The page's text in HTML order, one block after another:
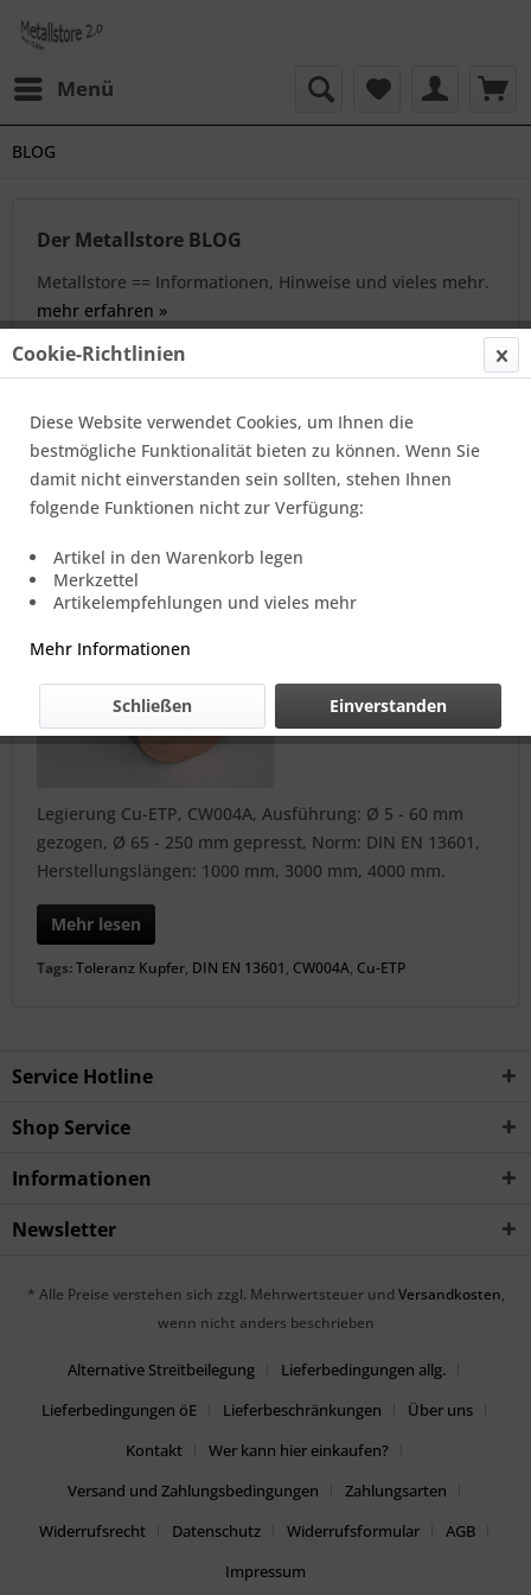
Menü
BLOG
Der Metallstore BLOG
Metallstore == Informationen, Hinweise und vieles mehr.
mehr erfahren »
Filtern
Toleranzen Kupfer Rundstangen
Von: Max Langer 20.11.25 00:15 0 Kommentare
Legierung Cu-ETP, CW004A, Ausführung: Ø 5 - 60 mm
gezogen, Ø 65 - 250 mm gepresst, Norm: DIN EN 13601,
Herstellungslängen: 1000 mm, 3000 mm, 4000 mm.
Mehr lesen
Tags:Toleranz Kupfer, DIN EN 13601, CW004A, Cu-ETP
Service Hotline
Shop Service
Informationen
Newsletter
* Alle Preise verstehen sich zzgl. Mehrwertsteuer und Versandkosten,
wenn nicht anders beschrieben
Alternative Streitbeilegung
Lieferbedingungen allg.
Lieferbedingungen öE
Lieferbeschränkungen
Über uns
Kontakt
Wer kann hier einkaufen?
Versand und Zahlungsbedingungen
Zahlungsarten
Widerrufsrecht
Datenschutz Widerrufsformular
AGB
Impressum
Cookie-Richtlinien
Diese Website verwendet Cookies, um Ihnen die
bestmögliche Funktionalität bieten zu können. Wenn Sie
damit nicht einverstanden sein sollten, stehen Ihnen
folgende Funktionen nicht zur Verfügung:
Artikel in den Warenkorb legen
Merkzettel
Artikelempfehlungen und vieles mehr
Mehr Informationen
Einverstanden
Schließen